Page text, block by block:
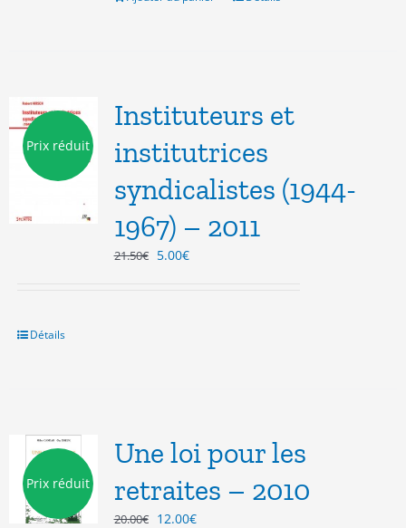
Prix réduit
Instituteurs et
institutrices
syndicalistes (1944-
1967) – 2011
21.50€ Le
5.00€Le
Détails
Prix réduit
Une loi pour les
retraites – 2010
20.00€ Le
12.00€Le